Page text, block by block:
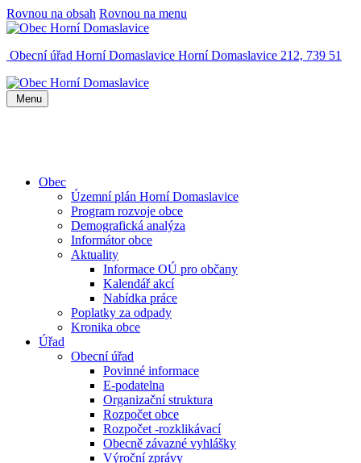
Rovnou na obsah Rovnou na menu
Obecní úřad Horní Domaslavice Horní Domaslavice 212, 739 51
Menu
Obec
Územní plán Horní Domaslavice
Program rozvoje obce
Demografická analýza
Informátor obce
Aktuality
Informace OÚ pro občany
Kalendář akcí
Nabídka práce
Poplatky za odpady
Kronika obce
Úřad
Obecní úřad
Povinné informace
E-podatelna
Organizační struktura
Rozpočet obce
Rozpočet -rozklikávací
Obecně závazné vyhlášky
Výroční zprávy